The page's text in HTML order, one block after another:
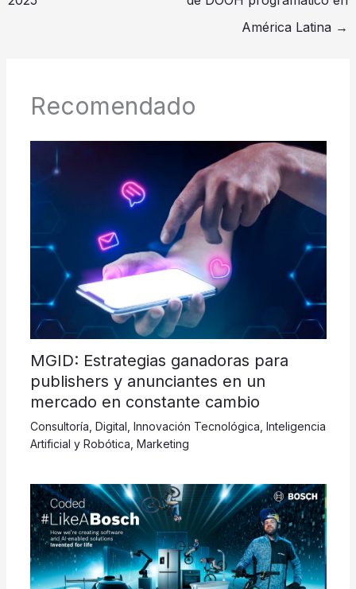
América Latina →
Recomendado
MGID: Estrategias ganadoras para
publishers y anunciantes en un
mercado en constante cambio
Consultoría Digital Innovación Tecnológica Inteligencia
Artificial y Robótica Marketing